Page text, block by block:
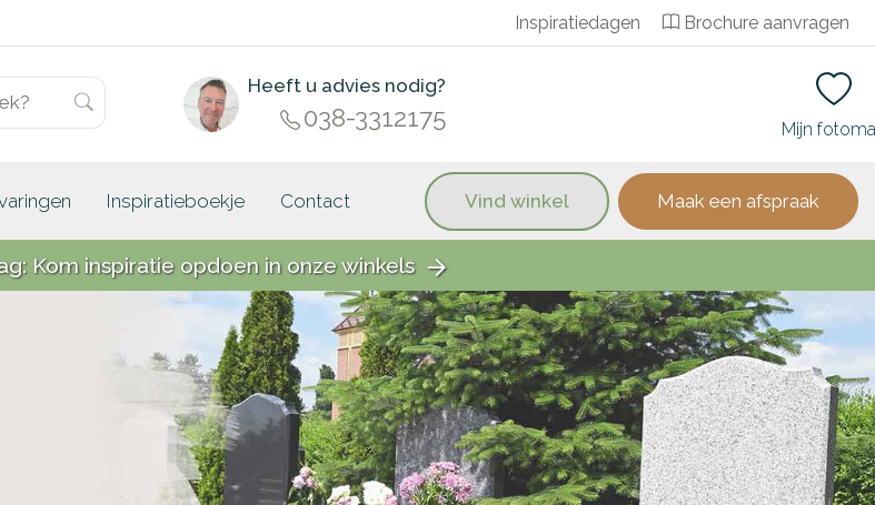
Inspiratiedagen Brochure aanvragen
Heeft u advies nodig?
038-3312175 Mijn
Inspiratieboekje Contact Vind winkel Maak een afspraak
Kom inspiratie opdoen in onze winkels arrow_forward